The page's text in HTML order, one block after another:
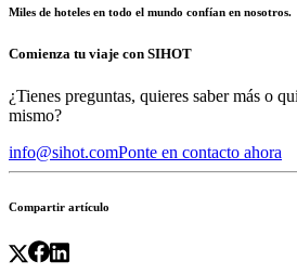
Miles de hoteles en todo el mundo confían en nosotros.
Comienza tu viaje con SIHOT
¿Tienes preguntas, quieres saber más o
mismo?
info@sihot.comPonte en contacto ahora
Compartir artículo